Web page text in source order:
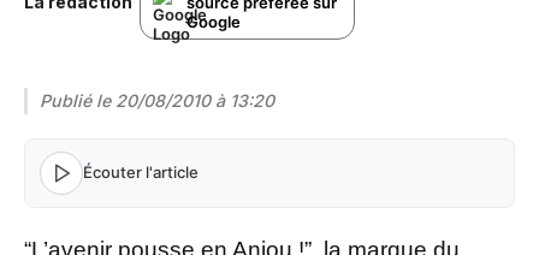
Google
Publié le 20/08/2010 à 13:20
Écouter l'article
“L’avenir pousse en Anjou !”, la marque du